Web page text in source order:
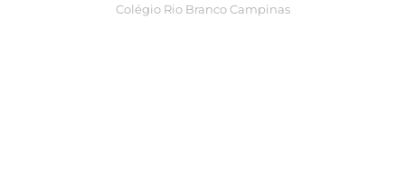
Colégio Rio Branco Campinas